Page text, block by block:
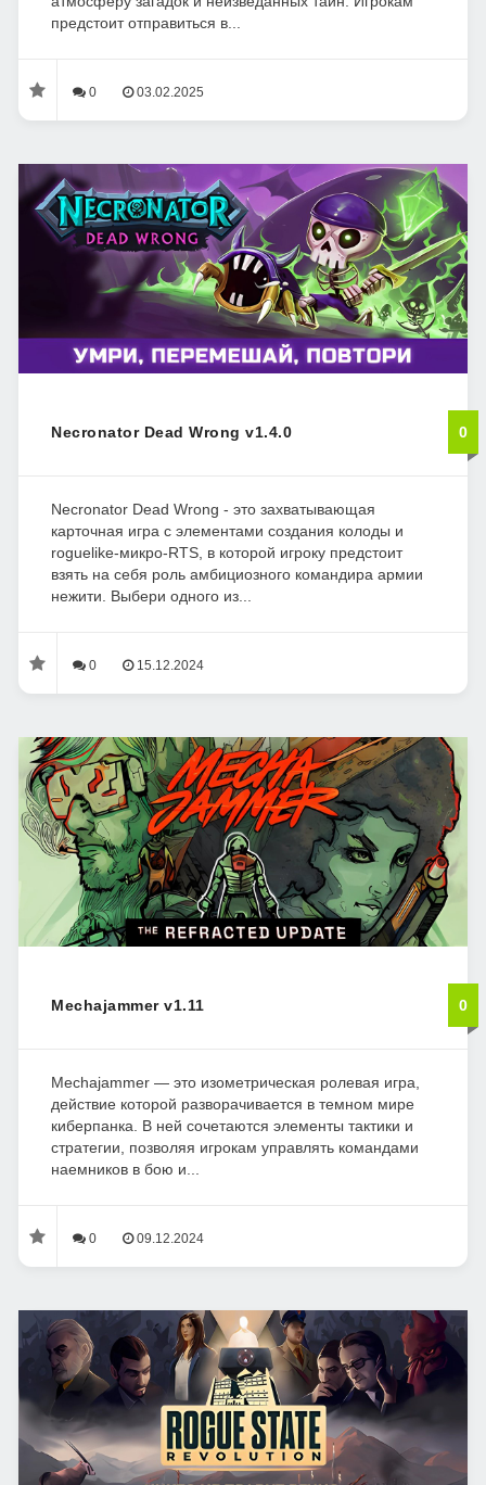
предстоит отправиться в...
0 03.02.2025
Necronator Dead Wrong v1.4.0 0
Necronator Dead Wrong - это захватывающая
карточная игра с элементами создания колоды и
roguelike-микро-RTS, в которой игроку предстоит
взять на себя роль амбициозного командира армии
нежити. Выбери одного из...
0 15.12.2024
Mechajammer v1.11 0
Mechajammer — это изометрическая ролевая игра,
действие которой разворачивается в темном мире
киберпанка. В ней сочетаются элементы тактики и
стратегии, позволяя игрокам управлять командами
наемников в бою и...
0 09.12.2024